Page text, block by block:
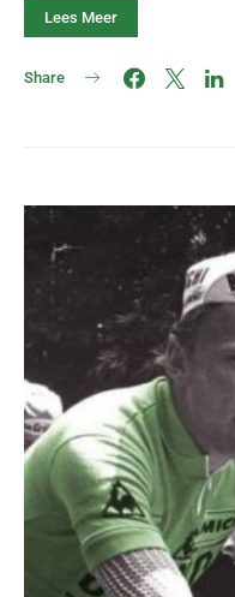
Lees Meer
Share